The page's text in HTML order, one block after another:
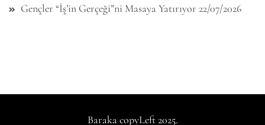
Gençler “İş’in Gerçeği”ni Masaya Yatırıyor 22/07/2026
Baraka copyLeft 2025.